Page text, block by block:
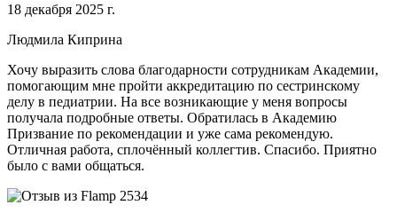
18 декабря 2025 г.
Людмила Киприна
Хочу выразить слова благодарности сотрудникам Академии,
помогающим мне пройти аккредитацию по сестринскому
делу в педиатрии. На все возникающие у меня вопросы
получала подробные ответы. Обратилась в Академию
Призвание по рекомендации и уже сама рекомендую.
Отличная работа, сплочённый коллегтив. Спасибо. Приятно
было с вами общаться.